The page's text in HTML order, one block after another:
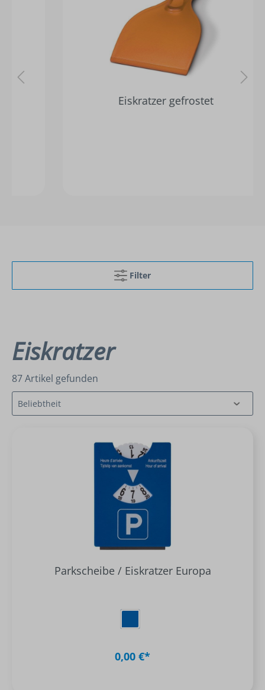
Eiskratzer gefrostet
Filter
Eiskratzer
87 Artikel gefunden
Parkscheibe / Eiskratzer Europa
0,00 €*